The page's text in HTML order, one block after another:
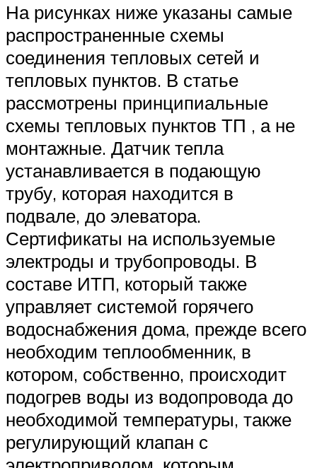
На рисунках ниже указаны самые
распространенные схемы
соединения тепловых сетей и
тепловых пунктов. В статье
рассмотрены принципиальные
схемы тепловых пунктов ТП , а не
монтажные. Датчик тепла
устанавливается в подающую
трубу, которая находится в
подвале, до элеватора.
Сертификаты на используемые
электроды и трубопроводы. В
составе ИТП, который также
управляет системой горячего
водоснабжения дома, прежде всего
необходим теплообменник, в
котором, собственно, происходит
подогрев воды из водопровода до
необходимой температуры, также
регулирующий клапан с